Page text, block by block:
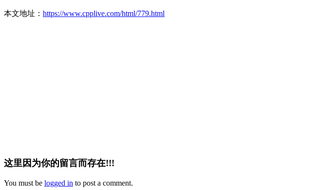
本文地址： https://www.cpplive.com/html/779.html
这里因为你的留言而存在!!!
You must be logged in to post a comment.